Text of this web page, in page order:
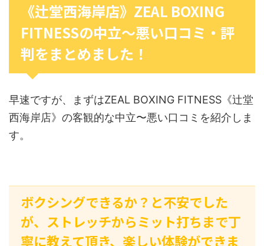
《辻堂西海岸店》ZEAL BOXING
FITNESSの中立〜悪い口コミ・評
判をまとめました！
早速ですが、まずはZEAL BOXING FITNESS《辻堂
西海岸店》の客観的な中立〜悪い口コミを紹介しま
す。
ボクシングできるか？と不安でした
が、ストレッチからミット打ちまで丁
寧に教えて頂き、楽しい体験ができま